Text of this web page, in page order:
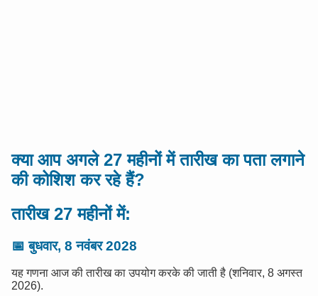
क्या आप अगले 27 महीनों में तारीख का पता लगाने
की कोशिश कर रहे हैं?
तारीख 27 महीनों में:
📅 बुधवार, 8 नवंबर 2028
यह गणना आज की तारीख का उपयोग करके की जाती है (शनिवार, 8 अगस्त
2026).